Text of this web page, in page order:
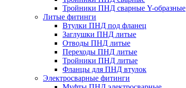
Тройники ПНД сварные Y-образные
Литые фитинги
Втулки ПНД под фланец
Заглушки ПНД литые
Отводы ПНД литые
Переходы ПНД литые
Тройники ПНД литые
Фланцы для ПНД втулок
Электросварные фитинги